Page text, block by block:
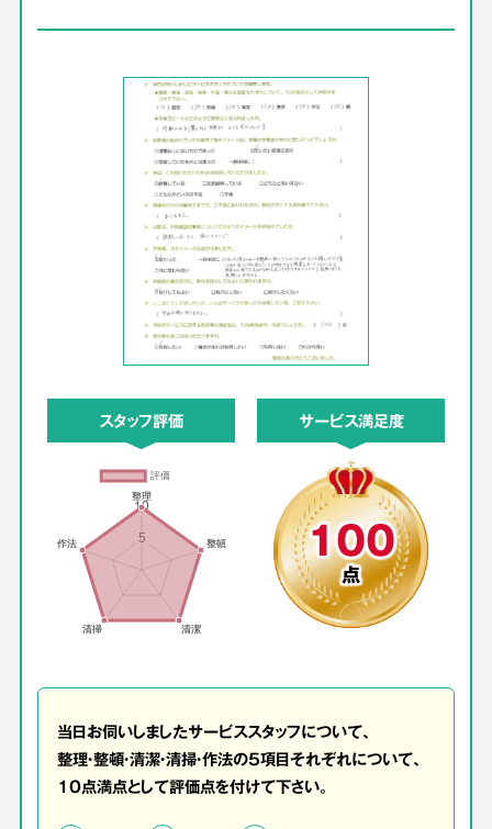
スタッフ評価 サービス満足度
100
点
当日お伺いしましたサービススタッフについて、
整理・整頓・清潔・清掃・作法の5項目それぞれについて、
10点満点として評価点を付けて下さい。